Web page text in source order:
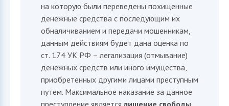
на которую были переведены похищенные
денежные средства с последующим их
обналичиванием и передачи мошенникам,
данным действиям будет дана оценка по
ст. 174 УК РФ – легализация (отмывание)
денежных средств или иного имущества,
приобретенных другими лицами преступным
путем. Максимальное наказание за данное
преступление являетсялишение свободы